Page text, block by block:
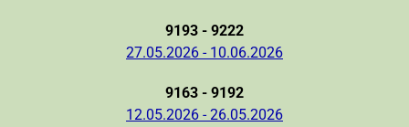
9193 - 9222
27.05.2026 - 10.06.2026
9163 - 9192
12.05.2026 - 26.05.2026